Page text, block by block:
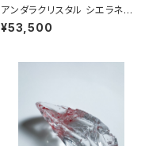
アンダラクリスタル シエラネバ
ダ産/エンジェルオーラ ブルート
パーズ原石abt-
¥53,500